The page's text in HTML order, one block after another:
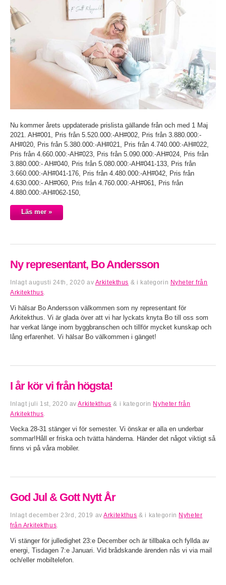
Nu kommer årets uppdaterade prislista gällande från och med 1 Maj
2021. AH#001, Pris från 5.520.000:-AH#002, Pris från 3.880.000:-
AH#020, Pris från 5.380.000:-AH#021, Pris från 4.740.000:-AH#022,
Pris från 4.660.000:-AH#023, Pris från 5.090.000:-AH#024, Pris från
3.880.000:- AH#040, Pris från 5.080.000:-AH#041-133, Pris från
3.660.000:-AH#041-176, Pris från 4.480.000:-AH#042, Pris från
4.630.000:- AH#060, Pris från 4.760.000:-AH#061, Pris från
4.880.000:-AH#062-150,
Läs mer »
Ny representant, Bo Andersson
Inlagtaugusti 24th, 2020 av Arkitekthus & i kategorin Nyheter från
Arkitekthus.
Vi hälsar Bo Andersson välkommen som ny representant för
Arkitekthus. Vi är glada över att vi har lyckats knyta Bo till oss som
har verkat länge inom byggbranschen och tillför mycket kunskap och
lång erfarenhet. Vi hälsar Bo välkommen i gänget!
I år kör vi från högsta!
Inlagt juli 1st, 2020 avArkitekthus & i kategorin Nyheter från
Arkitekthus
Vecka 28-31 stänger vi för semester. Vi önskar er alla en underbar
sommar!Håll er friska och tvätta händerna. Händer det något viktigt så
finns vi på våra mobiler.
God Jul & Gott Nytt År
Inlagtdecember 23rd, 2019 avArkitekthus & i kategorin Nyheter
från Arkitekthus.
Vi stänger för julledighet 23:e December och är tillbaka och fyllda av
energi, Tisdagen 7:e Januari. Vid brådskande ärenden nås vi via mail
och/eller mobiltelefon.